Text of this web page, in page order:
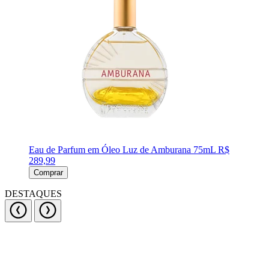
Eau de Parfum em Óleo Luz de Amburana 75mL R$
289,99
Comprar
DESTAQUES